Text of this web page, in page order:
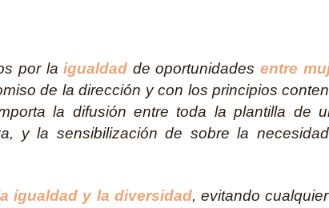
por laigualdad de oportunidadesentre
de la dirección y con los principios
la difusión entre toda la plantilla de
y la sensibilización de sobre la
igualdad y la diversidad, evitando